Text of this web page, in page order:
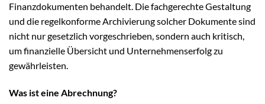
Finanzdokumenten behandelt. Die fachgerechte Gestaltung
und die regelkonforme Archivierung solcher Dokumente sind
nicht nur gesetzlich vorgeschrieben, sondern auch kritisch,
um finanzielle Übersicht und Unternehmenserfolg zu
gewährleisten.
Was ist eine Abrechnung?